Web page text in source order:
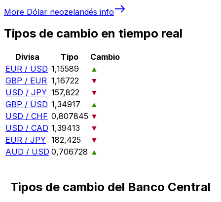
More Dólar neozelandés info
Tipos de cambio en tiempo real
Divisa Tipo
Cambio
EUR / USD 1,15589
▲
GBP / EUR 1,16722
▼
USD / JPY 157,822
▼
GBP / USD 1,34917
▲
USD / CHF 0,807845 ▼
USD / CAD 1,39413
▼
EUR / JPY 182,425
▼
AUD / USD 0,706728 ▲
Tipos de cambio del Banco Central